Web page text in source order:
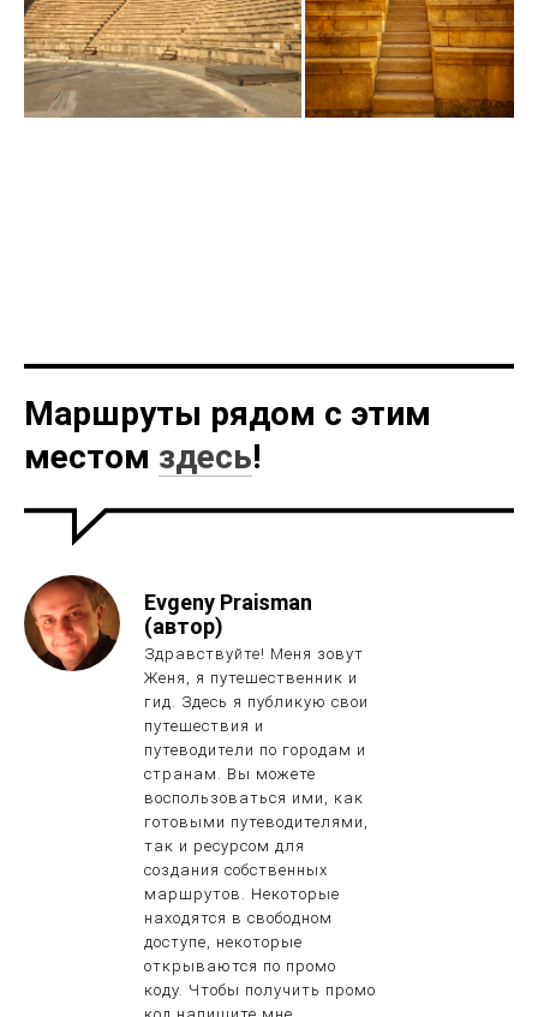
Маршруты рядом с этим
местом здесь!
Evgeny Praisman
(автор)
Здравствуйте! Меня зовут
Женя, я путешественник и
гид. Здесь я публикую свои
путешествия и
путеводители по городам и
странам. Вы можете
воспользоваться ими, как
готовыми путеводителями,
так и ресурсом для
создания собственных
маршрутов. Некоторые
находятся в свободном
доступе, некоторые
открываются по промо
коду. Чтобы получить промо